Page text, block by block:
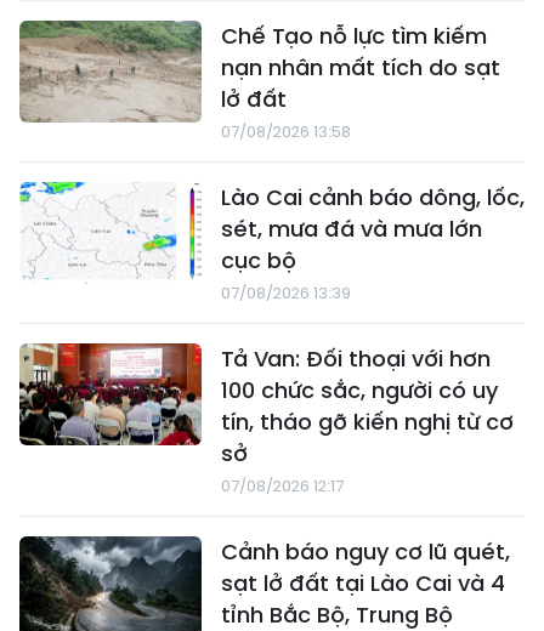
Chế Tạo nỗ lực tìm kiếm
nạn nhân mất tích do sạt
lở đất
07/08/2026 13:58
Lào Cai cảnh báo dông, lốc,
sét, mưa đá và mưa lớn
cục bộ
07/08/2026 13:39
Tả Van: Đối thoại với hơn
100 chức sắc, người có uy
tín, tháo gỡ kiến nghị từ cơ
sở
07/08/2026 12:17
Cảnh báo nguy cơ lũ quét,
sạt lở đất tại Lào Cai và 4
tỉnh Bắc Bộ, Trung Bộ